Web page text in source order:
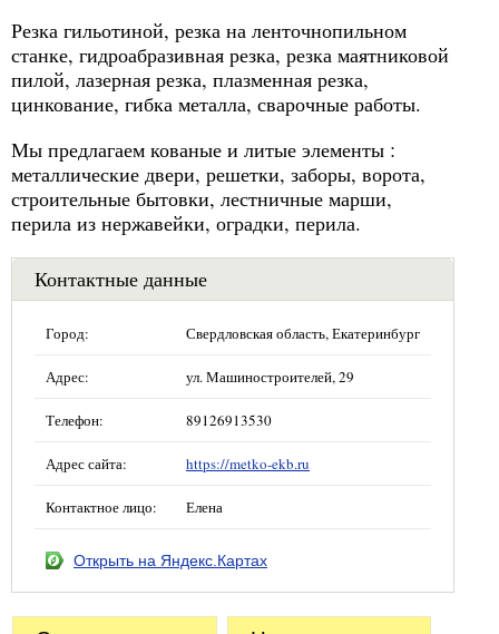
Резка гильотиной, резка на ленточнопильном
станке, гидроабразивная резка, резка маятниковой
пилой, лазерная резка, плазменная резка,
цинкование, гибка металла, сварочные работы.
Мы предлагаем кованые и литые элементы :
металлические двери, решетки, заборы, ворота,
строительные бытовки, лестничные марши,
перила из нержавейки, оградки, перила.
Контактные данные
Город: Свердловская область, Екатеринбург
Адрес: ул. Машиностроителей, 29
Телефон: 89126913530
Адрес сайта: https://metko-ekb.ru
Контактное лицо: Елена
Открыть на Яндекс.Картах